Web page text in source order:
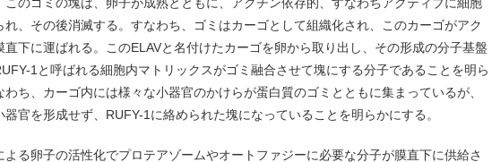
れ、その後消滅する。すなわち、ゴミはカーゴとして組織化され、このカーゴがアク
直下に運ばれる。このELAVと名付けたカーゴを卵から取り出し、その形成の分子基盤
1と呼ばれる細胞内マトリックスがゴミ融合させて塊にする分子であることを明ら
わち、カーゴ内には様々な小器官のかけらが蛋白質のゴミとともに集まっているが、
器官を形成せず、RUFY-1に絡められた塊になっていることを明らかにする。
よる卵子の活性化でプロテアゾームやオートファジーに必要な分子が膜直下に供給さ